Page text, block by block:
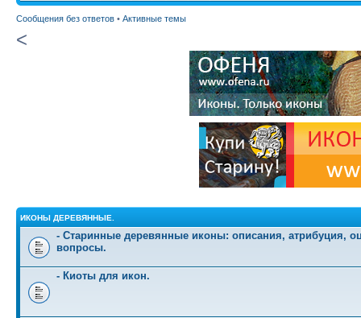
Сообщения без ответов • Активные темы
<
ИКОНЫ ДЕРЕВЯННЫЕ.
- Старинные деревянные иконы: описания, атрибуция,
вопросы.
- Киоты для икон.